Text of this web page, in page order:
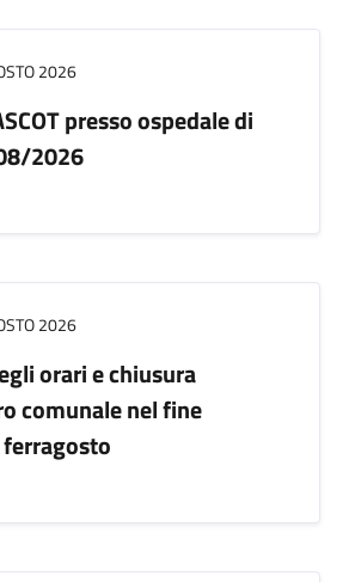
2026
presso ospedale di
2026
2026
orari e chiusura
comunale nel fine